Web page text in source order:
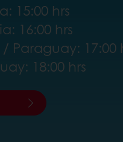
15:00 hrs
16:00 hrs
Paraguay: 17:00
18:00 hrs